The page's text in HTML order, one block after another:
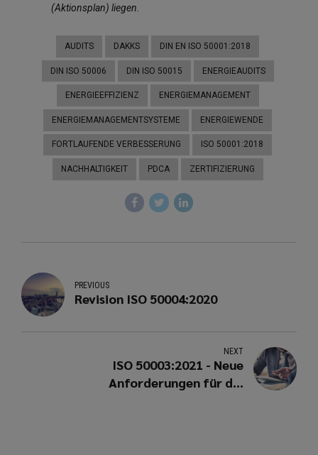
(Aktionsplan) liegen.
AUDITS DAKKS DIN EN ISO 50001:2018
DIN ISO 50006 DIN ISO 50015 ENERGIEAUDITS
ENERGIEEFFIZIENZ ENERGIEMANAGEMENT
ENERGIEMANAGEMENTSYSTEME ENERGIEWENDE
FORTLAUFENDE VERBESSERUNG ISO 50001:2018
NACHHALTIGKEIT PDCA ZERTIFIZIERUNG
PREVIOUS
Revision ISO 50004:2020
NEXT
ISO 50003:2021 - Neue
Anforderungen für die